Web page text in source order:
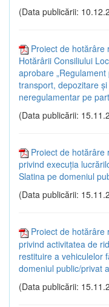
(Data publicării:
Proiect de hotărâre
Hotărârii Consiliului
aprobare
transport, depozitare
neregulamentar pe
(Data publicării:
Proiect de hotărâre
privind execuția
Slatina pe domeniul
(Data publicării:
Proiect de hotărâre
privind activitatea de
restituire a vehiculelor
domeniul public/privat
(Data publicării: